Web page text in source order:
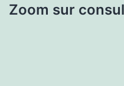
Zoom sur